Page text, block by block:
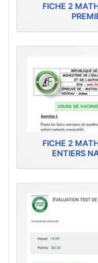
FICHE 2
FICHE 2
ENTIERS